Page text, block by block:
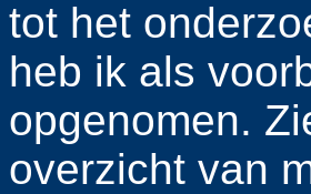
tot het
heb ik als
opgenomen.
overzicht van